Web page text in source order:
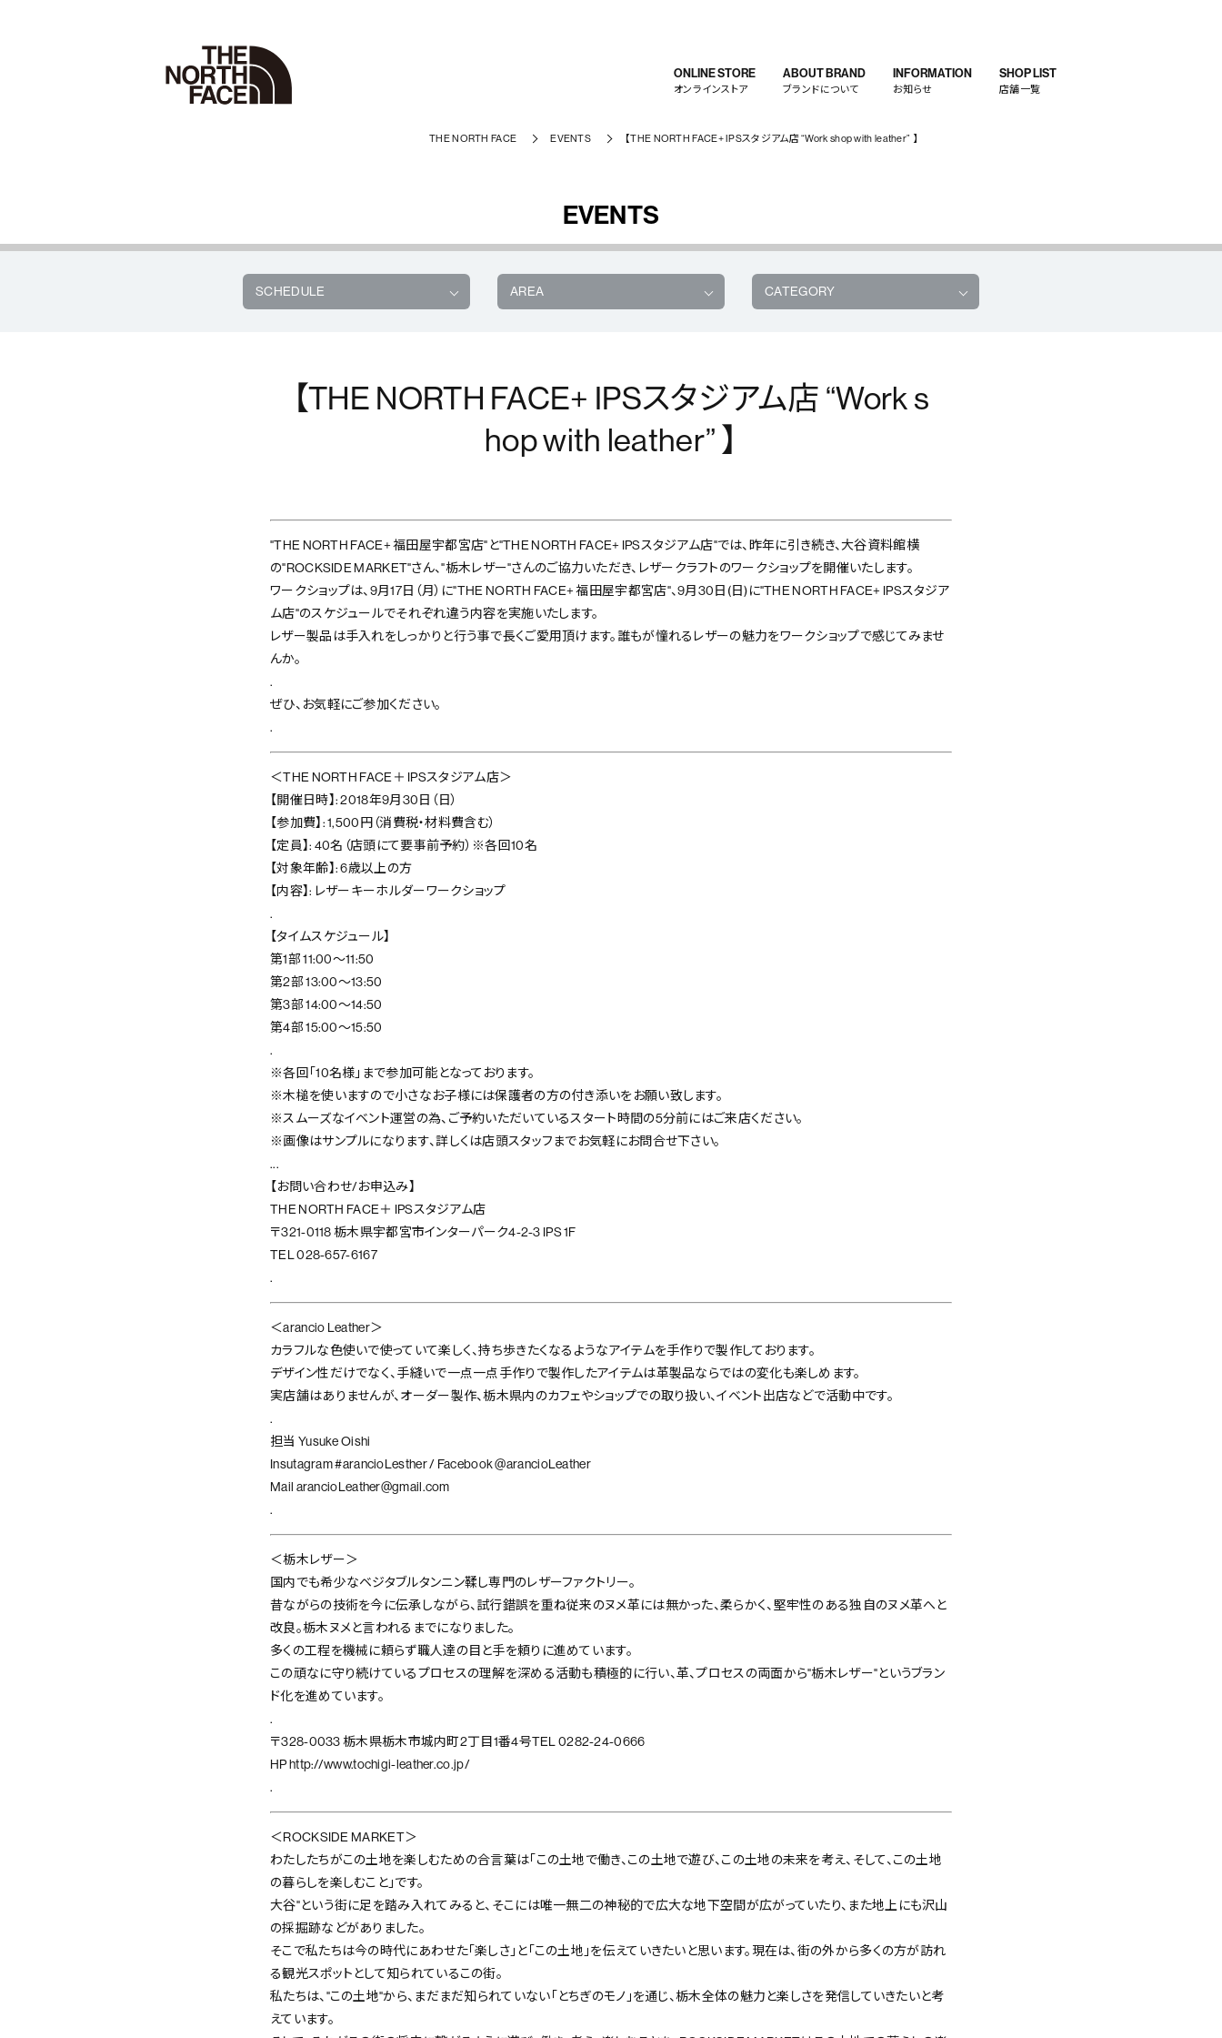
ONLINE STORE
オンラインストア
ABOUT BRAND
ブランドについて
INFORMATION
お知らせ
SHOP LIST
店舗一覧
THE NORTH FACE EVENTS 【THE NORTH FACE+ IPSスタジアム店 “Work shop with leather” 】
EVENTS
SCHEDULE AREA CATEGORY
【THE NORTH FACE+ IPSスタジアム店 “Work s
hop with leather” 】
"THE NORTH FACE+ 福田屋宇都宮店"と"THE NORTH FACE+ IPSスタジアム店"では、昨年に引き続き、大谷資料館横
の"ROCKSIDE MARKET"さん、"栃木レザー"さんのご協力いただき、レザークラフトのワークショップを開催いたします。
ワークショップは、9月17日（月）に"THE NORTH FACE+ 福田屋宇都宮店"、9月30日(日)に"THE NORTH FACE+ IPSスタジア
ム店"のスケジュールでそれぞれ違う内容を実施いたします。
レザー製品は手入れをしっかりと行う事で長くご愛用頂けます。誰もが憧れるレザーの魅力をワークショップで感じてみませ
んか。
.
ぜひ、お気軽にご参加ください。
.
＜THE NORTH FACE＋ IPSスタジアム店＞
【開催日時】: 2018年9月30日（日）
【参加費】: 1,500円（消費税・材料費含む）
【定員】: 40名（店頭にて要事前予約）※各回10名
【対象年齢】: 6歳以上の方
【内容】: レザーキーホルダーワークショップ
.
【タイムスケジュール】
第1部 11:00～11:50
第2部 13:00～13:50
第3部 14:00～14:50
第4部 15:00～15:50
.
※各回「10名様」まで参加可能となっております。
※木槌を使いますので小さなお子様には保護者の方の付き添いをお願い致します。
※スムーズなイベント運営の為、ご予約いただいているスタート時間の5分前にはご来店ください。
※画像はサンプルになります、詳しくは店頭スタッフまでお気軽にお問合せ下さい。
...
【お問い合わせ/お申込み】
THE NORTH FACE＋ IPSスタジアム店
〒321-0118 栃木県宇都宮市インターパーク4-2-3 IPS 1F
TEL 028-657-6167
.
＜arancio Leather＞
カラフルな色使いで使っていて楽しく、持ち歩きたくなるようなアイテムを手作りで製作しております。
デザイン性だけでなく、手縫いで一点一点手作りで製作したアイテムは革製品ならではの変化も楽しめます。
実店舗はありませんが、オーダー製作、栃木県内のカフェやショップでの取り扱い、イベント出店などで活動中です。
.
担当 Yusuke Oishi
Insutagram#arancioLesther/ Facebook@arancioLeather
Mail arancioLeather@gmail.com
.
＜栃木レザー＞
国内でも希少なベジタブルタンニン鞣し専門のレザーファクトリー。
昔ながらの技術を今に伝承しながら、試行錯誤を重ね従来のヌメ革には無かった、柔らかく、堅牢性のある独自のヌメ革へと
改良。栃木ヌメと言われるまでになりました。
多くの工程を機械に頼らず職人達の目と手を頼りに進めています。
この頑なに守り続けているプロセスの理解を深める活動も積極的に行い、革、プロセスの両面から"栃木レザー"というブラン
ド化を進めています。
.
〒328-0033 栃木県栃木市城内町2丁目1番4号TEL 0282-24-0666
HPhttp://www.tochigi-leather.co.jp/
.
＜ROCKSIDE MARKET＞
わたしたちがこの土地を楽しむための合言葉は「この土地で働き、この土地で遊び、この土地の未来を考え、そして、この土地
の暮らしを楽しむこと」です。
大谷"という街に足を踏み入れてみると、そこには唯一無二の神秘的で広大な地下空間が広がっていたり、また地上にも沢山
の採掘跡などがありました。
そこで私たちは今の時代にあわせた「楽しさ」と「この土地」を伝えていきたいと思います。現在は、街の外から多くの方が訪れ
る観光スポットとして知られているこの街。
私たちは、"この土地"から、まだまだ知られていない「とちぎのモノ」を通じ、栃木全体の魅力と楽しさを発信していきたいと考
えています。